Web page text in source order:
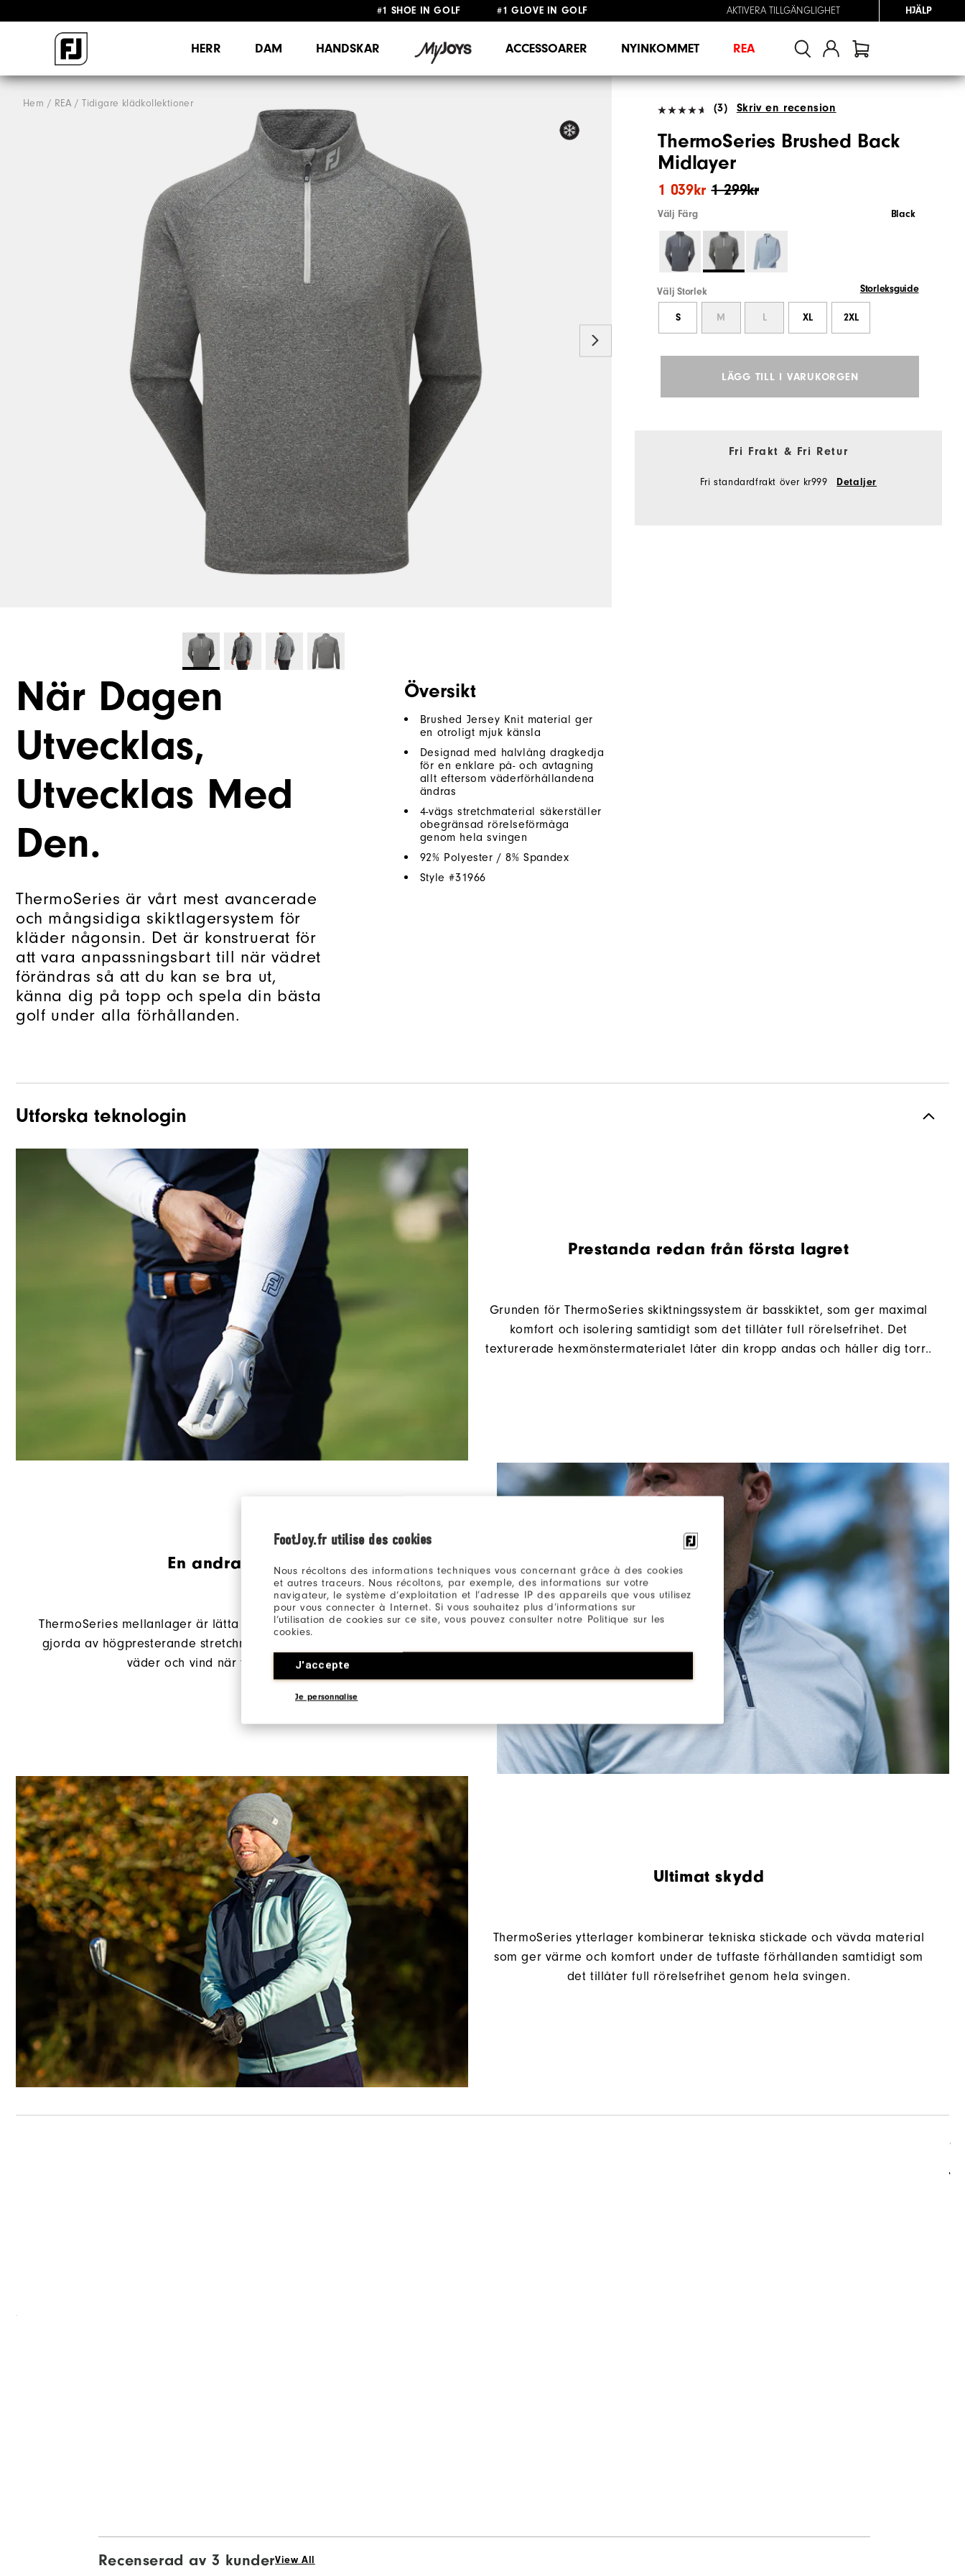
FootJoy.fr utilise des cookies
Nous récoltons des informations techniques vous concernant grâce à des cookies
et autres traceurs. Nous récoltons, par exemple, des informations sur votre
navigateur, le système d’exploitation et l’adresse IP des appareils que vous utilisez
pour vous connecter à Internet. Si vous souhaitez plus d’informations sur
l’utilisation de cookies sur ce site, vous pouvez consulter notre Politique sur les
cookies.
J'accepte
Je personnalise
#1 SHOE IN GOLF #1 GLOVE IN GOLF
AKTIVERA TILLGÄNGLIGHET HJÄLP
HERR DAM HANDSKAR ACCESSOARER NYINKOMMET REA
Hem REA Tidigare klädkollektioner (3) Skriv en recension
ThermoSeries Brushed Back
Midlayer
1 299kr
1 039kr
Välj Färg Black
Välj Storlek Storleksguide
S M L XL 2XL
LÄGG TILL I VARUKORGEN
Fri Frakt & Fri Retur
Fri standardfrakt över kr999 Detaljer
När Dagen
Utvecklas,
Utvecklas Med
Den.
ThermoSeries är vårt mest avancerade
och mångsidiga skiktlagersystem för
kläder någonsin. Det är konstruerat för
att vara anpassningsbart till när vädret
förändras så att du kan se bra ut,
känna dig på topp och spela din bästa
golf under alla förhållanden.
Översikt
Brushed Jersey Knit material ger
en otroligt mjuk känsla
Designad med halvlång dragkedja
för en enklare på- och avtagning
allt eftersom väderförhållandena
ändras
4-vägs stretchmaterial säkerställer
obegränsad rörelseförmåga
genom hela svingen
92% Polyester / 8% Spandex
Style #31966
Utforska teknologin
Prestanda redan från första lagret
Grunden för ThermoSeries skiktningssystem är basskiktet, som ger maximal
komfort och isolering samtidigt som det tillåter full rörelsefrihet. Det
texturerade hexmönstermaterialet låter din kropp andas och håller dig torr..
En andra försvarslinje
ThermoSeries mellanlager är lätta och idealiska som lager-på-lager. De är
gjorda av högpresterande stretchmaterial som ger mångsidigt skydd mot
väder och vind när förhållandena förändras.
Ultimat skydd
ThermoSeries ytterlager kombinerar tekniska stickade och vävda material
som ger värme och komfort under de tuffaste förhållanden samtidigt som
det tillåter full rörelsefrihet genom hela svingen.
Recenserad av 3 kunderView All